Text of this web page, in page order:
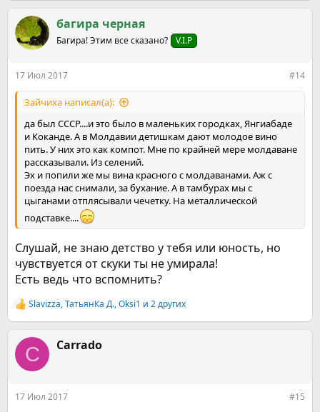
к
ц
и
багира черная
Багира! Этим все сказано? V.I.P
17 Июл 2017 #14
Зайчиха написал(а):
да был СССР....и это было в маленьких городках, Янгиабаде
и Коканде. А в Молдавии детишкам дают молодое вино
пить. У них это как компот. Мне по крайней мере молдаване
рассказывали. Из селений.
Эх и попили же мы вина красного с молдаванами. Аж с
поезда нас снимали, за бухание. А в тамбурах мы с
цыганами отплясывали чечетку. На металлической
подставке....
Слушай, не знаю детство у тебя или юность, но
чувствуется от скуки ты не умирала!
Есть ведь что вспомнить?
Р
е
к
ц
и
Slavizza,ТатьянКа Д.,Оksi1 и 2 других
C Carrado
17 Июл 2017 #15